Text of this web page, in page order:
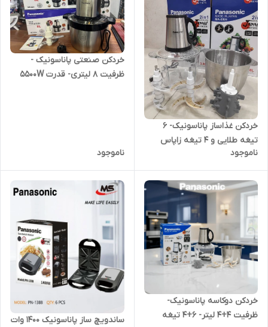
خردکن غذاساز پاناسونیک- 6
تیغه طلایی و 4 تیغه زاپاس
همراه با سیر پاک کن- قدرت
4500W وات- مدل MA 2024
ناموجود
خردکن صنعتی پاناسونیک -
ظرفیت 8 لیتری- قدرت 5500W
ناموجود
خردکن دوکاسه پاناسونیک-
ظرفیت 4+4 لیتر- 6+4 تیغه
ساندویچ ساز پاناسونیک 1400 وات